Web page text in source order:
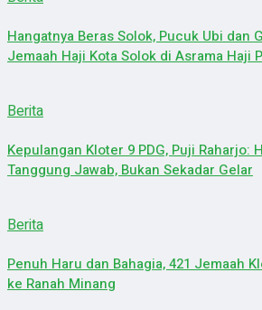
Hangatnya Beras Solok, Pucuk Ubi dan
Jemaah Haji Kota Solok di Asrama Haji
Berita
Kepulangan Kloter 9 PDG, Puji Raharjo:
Tanggung Jawab, Bukan Sekadar Gelar
Berita
Penuh Haru dan Bahagia, 421 Jemaah
ke Ranah Minang